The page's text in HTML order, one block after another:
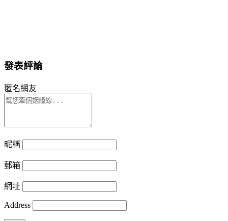
發表評論
匿名網友
昵稱
郵箱
網址
Address